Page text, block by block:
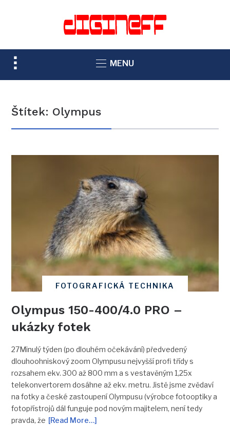
TOGGLE
SIDEBAR
NAVIGATION
MENU
Štítek: Olympus
FOTOGRAFICKÁ TECHNIKA
Olympus 150-400/4.0 PRO –
ukázky fotek
27Minulý týden (po dlouhém očekávání) předvedený
dlouhoohniskový zoom Olympusu nejvyšší profi třídy s
rozsahem ekv. 300 až 800 mm a s vestavěným 1,25x
telekonvertorem dosáhne až ekv. metru. Jistě jsme zvědaví
na fotky a české zastoupení Olympusu (výrobce fotooptiky a
fotopřístrojů dál funguje pod novým majitelem, není tedy
pravda, že [Read More…]